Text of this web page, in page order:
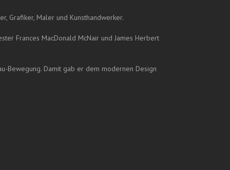
Grafiker, Maler und Kunsthandwerker.
Frances MacDonald McNair und James Herbert
Bewegung. Damit gab er dem modernen Design